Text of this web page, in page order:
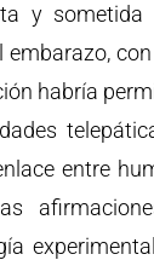
y sometida
embarazo,
habría
entre